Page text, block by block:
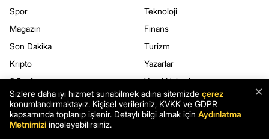
Spor
Magazin
Son Dakika
Kripto
3.Sayfa
Dünya
Teknoloji
Finans
Turizm
Yazarlar
Yerel Haberler
Haberler.com
×
Sizlere daha iyi hizmet sunabilmek adına sitemizde çerez
konumlandırmaktayız. Kişisel verileriniz, KVKK ve GDPR
kapsamında toplanıp işlenir. Detaylı bilgi almak için Aydınlatma
Metnimizi inceleyebilirsiniz.